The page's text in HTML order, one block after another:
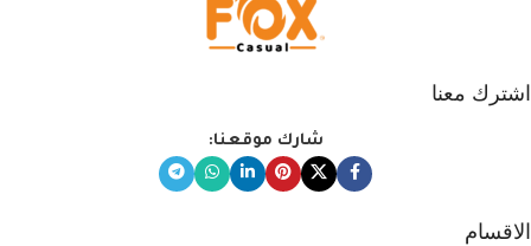
اشترك معنا
شارك موقعنا:
الاقسام